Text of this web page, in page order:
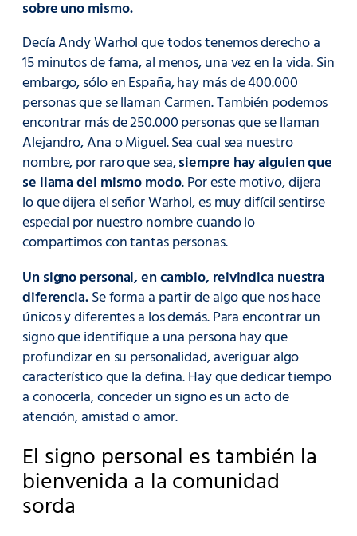
sobre uno mismo.
Decía Andy Warhol que todos tenemos derecho a
15 minutos de fama, al menos, una vez en la vida. Sin
embargo, sólo en España, hay más de 400.000
personas que se llaman Carmen. También podemos
encontrar más de 250.000 personas que se llaman
Alejandro, Ana o Miguel. Sea cual sea nuestro
nombre, por raro que sea,siempre hay alguien que
se llama del mismo modo. Por este motivo, dijera
lo que dijera el señor Warhol, es muy difícil sentirse
especial por nuestro nombre cuando lo
compartimos con tantas personas.
Un signo personal, en cambio, reivindica nuestra
diferencia.Se forma a partir de algo que nos hace
únicos y diferentes a los demás. Para encontrar un
signo que identifique a una persona hay que
profundizar en su personalidad, averiguar algo
característico que la defina. Hay que dedicar tiempo
a conocerla, conceder un signo es un acto de
atención, amistad o amor.
El signo personal es también la
bienvenida a la comunidad
sorda